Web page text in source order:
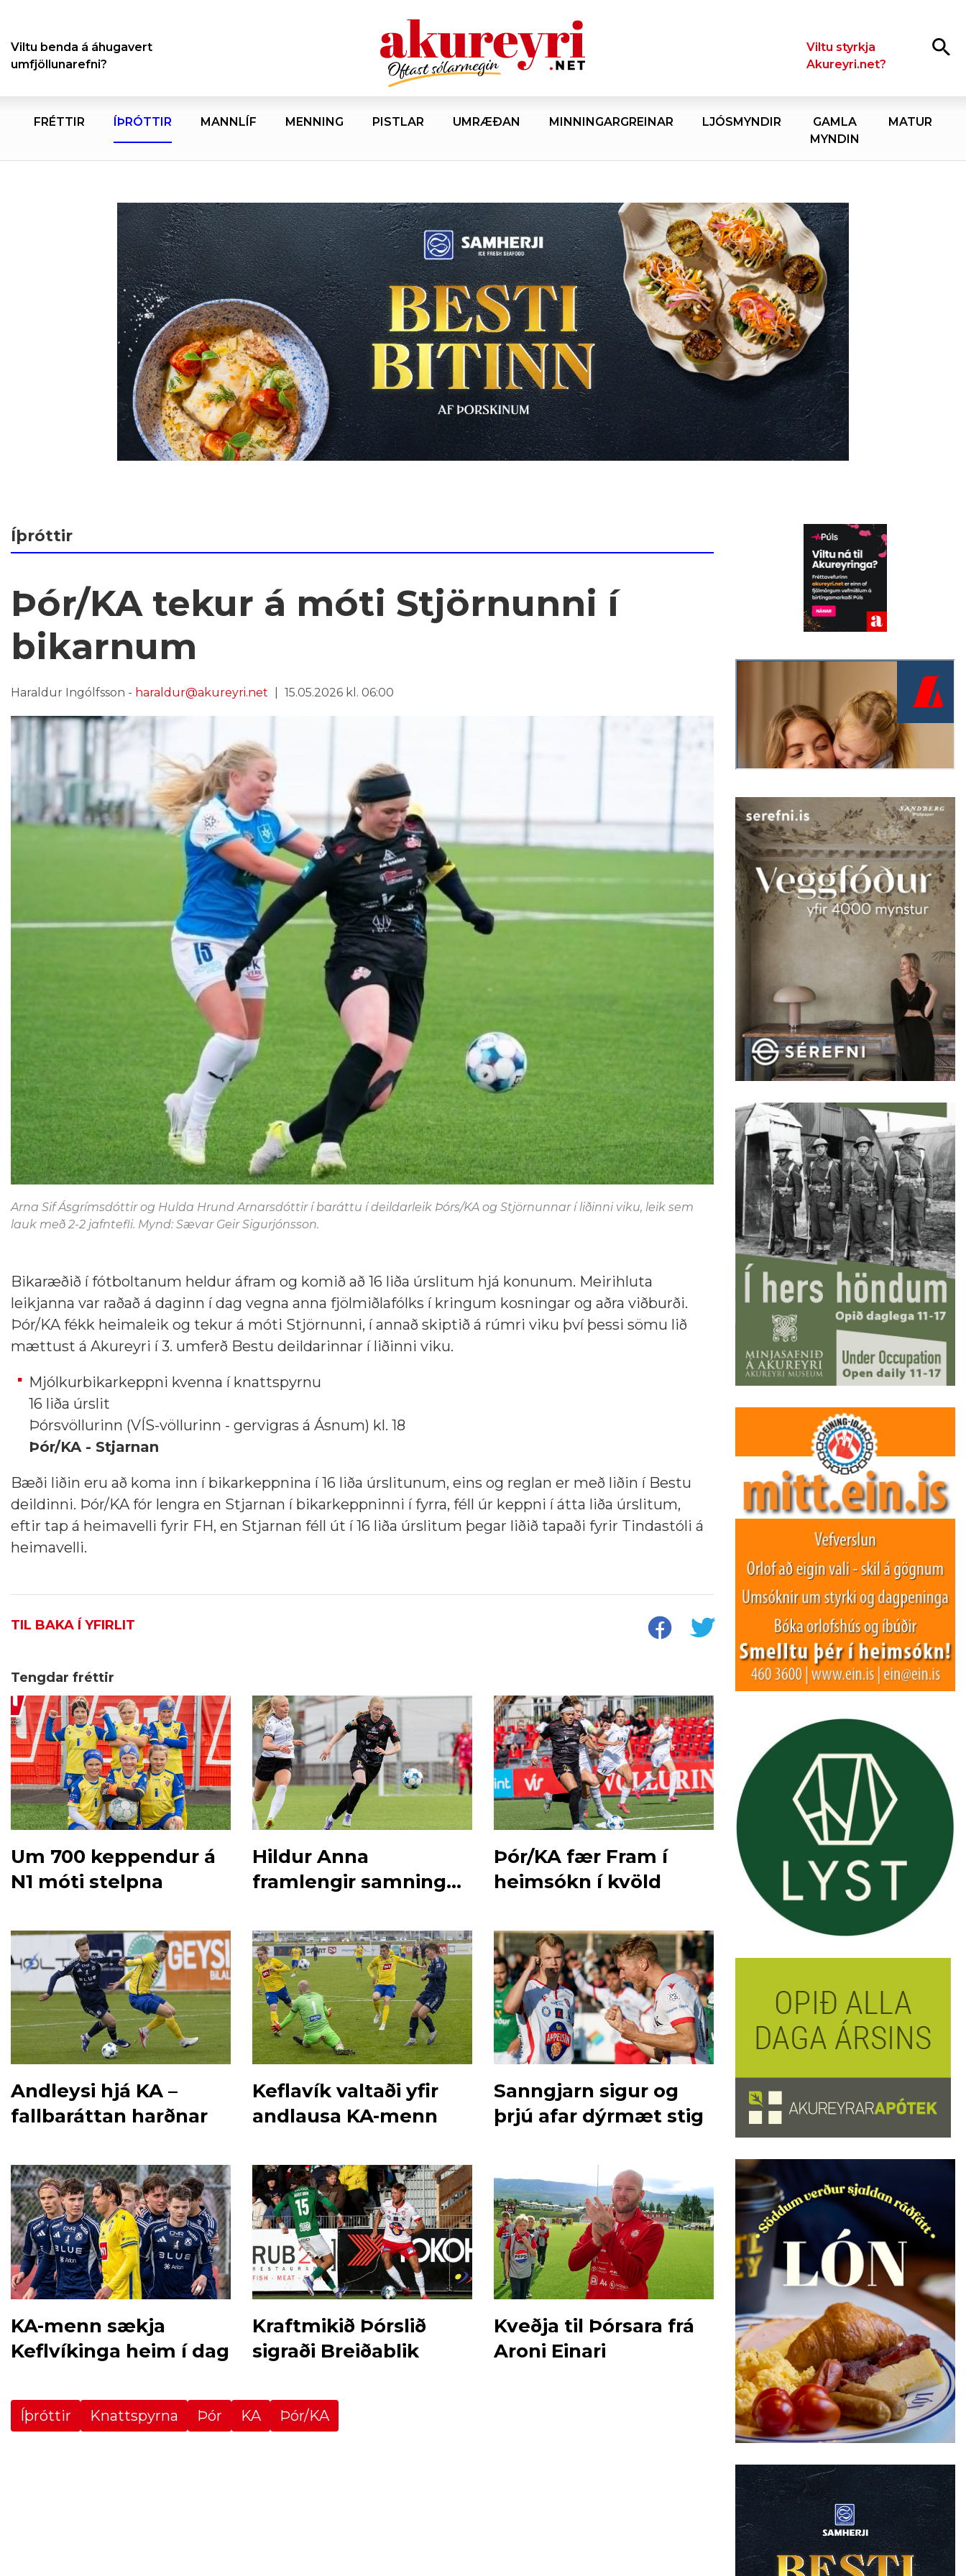
Leita
Viltu benda á áhugavert
umfjöllunarefni?
Viltu styrkja
Akureyri.net?
FRÉTTIR ÍÞRÓTTIR MANNLÍF MENNING PISTLAR UMRÆÐAN MINNINGARGREINAR LJÓSMYNDIR
GAMLA
MYNDIN
MATUR
Íþróttir
Þór/KA tekur á móti Stjörnunni í
bikarnum
Haraldur Ingólfsson - haraldur@akureyri.net 15.05.2026 kl. 06:00
Arna Sif Ásgrímsdóttir og Hulda Hrund Arnarsdóttir í baráttu í deildarleik Þórs/KA og Stjörnunnar í liðinni viku, leik sem
lauk með 2-2 jafntefli. Mynd: Sævar Geir Sigurjónsson.
Bikaræðið í fótboltanum heldur áfram og komið að 16 liða úrslitum hjá konunum. Meirihluta
leikjanna var raðað á daginn í dag vegna anna fjölmiðlafólks í kringum kosningar og aðra viðburði.
Þór/KA fékk heimaleik og tekur á móti Stjörnunni, í annað skiptið á rúmri viku því þessi sömu lið
mættust á Akureyri í 3. umferð Bestu deildarinnar í liðinni viku.
Mjólkurbikarkeppni kvenna í knattspyrnu
16 liða úrslit
Þórsvöllurinn (VÍS-völlurinn - gervigras á Ásnum) kl. 18
Þór/KA - Stjarnan
Bæði liðin eru að koma inn í bikarkeppnina í 16 liða úrslitunum, eins og reglan er með liðin í Bestu
deildinni. Þór/KA fór lengra en Stjarnan í bikarkeppninni í fyrra, féll úr keppni í átta liða úrslitum,
eftir tap á heimavelli fyrir FH, en Stjarnan féll út í 16 liða úrslitum þegar liðið tapaði fyrir Tindastóli á
heimavelli.
TIL BAKA Í YFIRLIT
Tengdar fréttir
Um 700 keppendur á
N1 móti stelpna
Hildur Anna
framlengir samning
Þór/KA fær Fram í
heimsókn í kvöld
Andleysi hjá KA –
fallbaráttan harðnar
Keflavík valtaði yfir
andlausa KA-menn
Sanngjarn sigur og
þrjú afar dýrmæt stig
KA-menn sækja
Keflvíkinga heim í dag
Kraftmikið Þórslið
sigraði Breiðablik
Kveðja til Þórsara frá
Aroni Einari
Íþróttir Knattspyrna Þór KA Þór/KA